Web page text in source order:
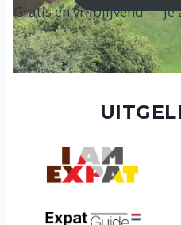
Gratis en vrijblijvend — je